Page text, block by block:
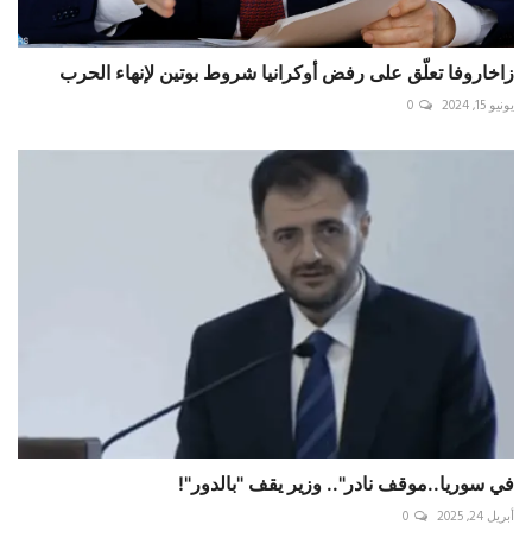
زاخاروفا تعلّق على رفض أوكرانيا شروط بوتين لإنهاء الحرب
يونيو 15, 2024 0
في سوريا..موقف نادر".. وزير يقف "بالدور"!
أبريل 24, 2025 0